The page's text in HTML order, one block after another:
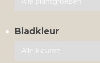
Bladkleur